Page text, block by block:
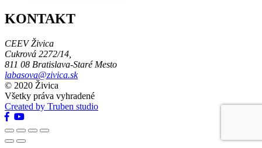
KONTAKT
CEEV Živica
Cukrová 2272/14,
811 08 Bratislava-Staré Mesto
labasova@zivica.sk
© 2020 Živica
Všetky práva vyhradené
Created by Truben studio